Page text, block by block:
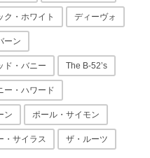
ク・ホワイト ディーヴォ
ーン
ド・バニー The B-52’s
ー・ハワード
ン ポール・サイモン
・サイラス ザ・ルーツ